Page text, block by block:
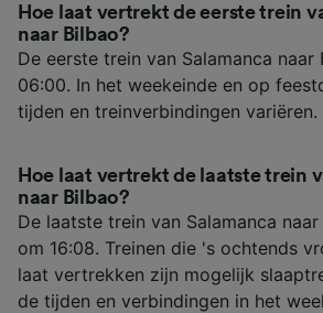
Hoe laat vertrekt de eerste trein
naar Bilbao?
De eerste trein van Salamanca
06:00. In het weekeinde en op
tijden en treinverbindingen variëren.
Hoe laat vertrekt de laatste trein
naar Bilbao?
De laatste trein van Salamanca
om 16:08. Treinen die 's ochtends
laat vertrekken zijn mogelijk
de tijden en verbindingen in het